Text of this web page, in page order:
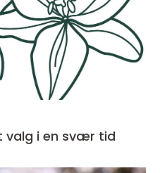
et trygt valg i en svær tid